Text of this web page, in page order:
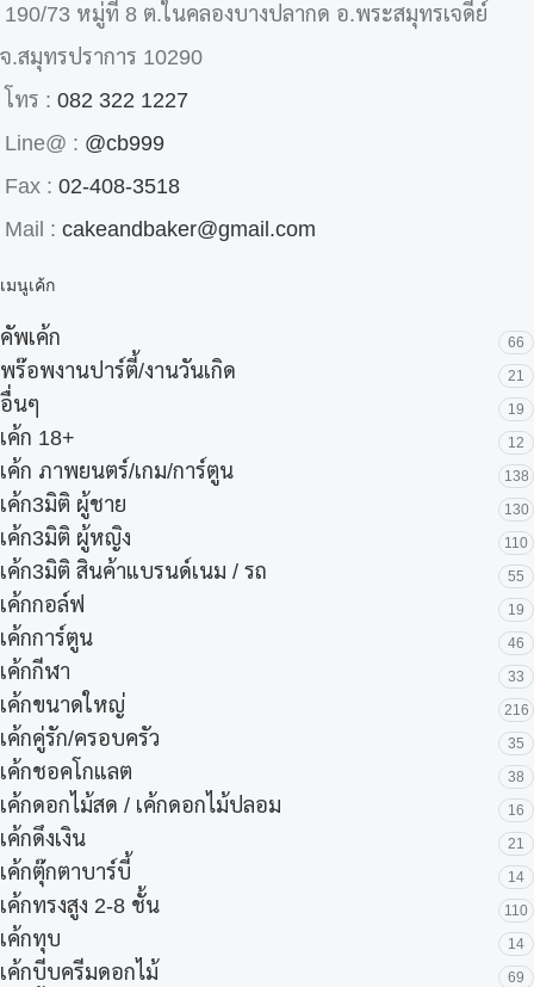
190/73 หมู่ที่ 8 ต.ในคลองบางปลากด อ.พระสมุทรเจดีย์
จ.สมุทรปราการ 10290
โทร : 082 322 1227
Line@ : @cb999
Fax : 02-408-3518
Mail : cakeandbaker@gmail.com
เมนูเค้ก
คัพเค้ก 66
พร๊อพงานปาร์ตี้/งานวันเกิด 21
อื่นๆ 19
เค้ก 18+ 12
เค้ก ภาพยนตร์/เกม/การ์ตูน 138
เค้ก3มิติ ผู้ชาย 130
เค้ก3มิติ ผู้หญิง 110
เค้ก3มิติ สินค้าแบรนด์เนม / รถ 55
เค้กกอล์ฟ 19
เค้กการ์ตูน 46
เค้กกีฬา 33
เค้กขนาดใหญ่ 216
เค้กคู่รัก/ครอบครัว 35
เค้กชอคโกแลต 38
เค้กดอกไม้สด / เค้กดอกไม้ปลอม 16
เค้กดึงเงิน 21
เค้กตุ๊กตาบาร์บี้ 14
เค้กทรงสูง 2-8 ชั้น 110
เค้กทุบ 14
เค้กบีบครีมดอกไม้ 69